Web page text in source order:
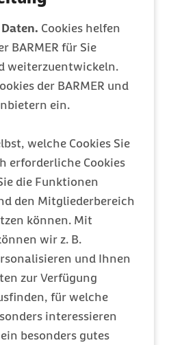
Cookies helfen
BARMER für Sie
weiterzuentwickeln.
der BARMER und
ein.
welche Cookies Sie
erforderliche Cookies
die Funktionen
den Mitgliederbereich
können. Mit
wir z. B.
und Ihnen
zur Verfügung
für welche
interessieren
besonders gutes
die Beschäftigung
Daher müssen Sie als
vor
ausgeübt, ist diese
haben Sie
für
zu
sind in der
und
und
von der Höhe des
zum Ausgleich